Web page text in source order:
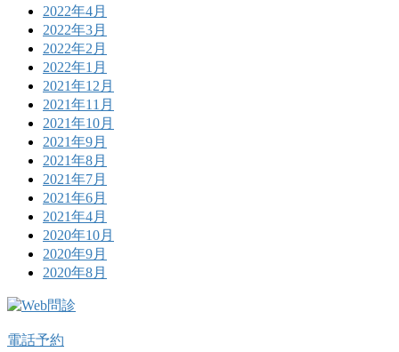
2022年4月
2022年3月
2022年2月
2022年1月
2021年12月
2021年11月
2021年10月
2021年9月
2021年8月
2021年7月
2021年6月
2021年4月
2020年10月
2020年9月
2020年8月
電話予約